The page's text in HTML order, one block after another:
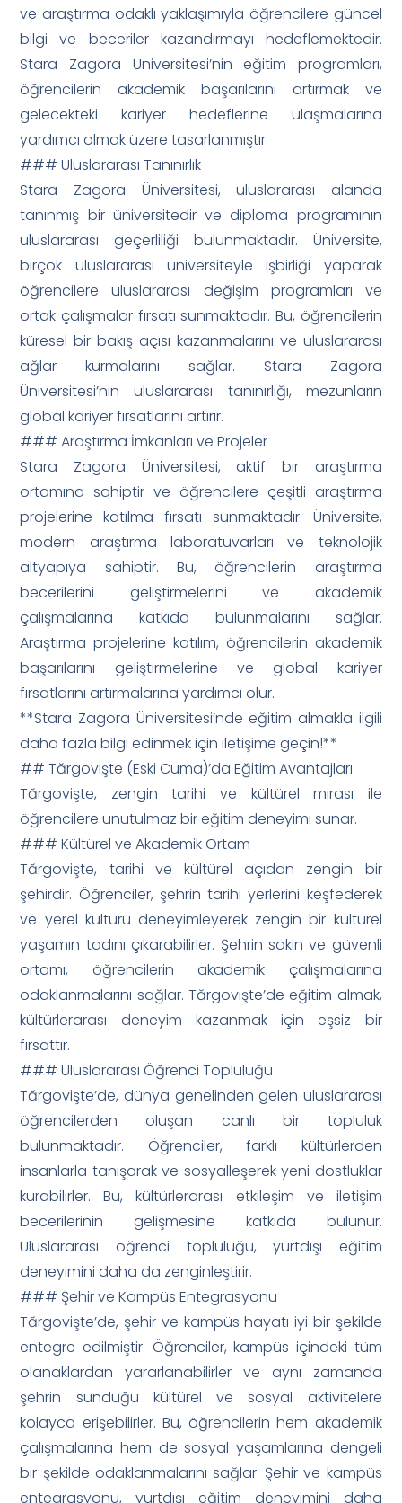
ve araştırma odaklı yaklaşımıyla öğrencilere güncel
bilgi ve beceriler kazandırmayı hedeflemektedir.
Stara Zagora Üniversitesi’nin eğitim programları,
öğrencilerin akademik başarılarını artırmak ve
gelecekteki kariyer hedeflerine ulaşmalarına
yardımcı olmak üzere tasarlanmıştır.
### Uluslararası Tanınırlık
Stara Zagora Üniversitesi, uluslararası alanda
tanınmış bir üniversitedir ve diploma programının
uluslararası geçerliliği bulunmaktadır. Üniversite,
birçok uluslararası üniversiteyle işbirliği yaparak
öğrencilere uluslararası değişim programları ve
ortak çalışmalar fırsatı sunmaktadır. Bu, öğrencilerin
küresel bir bakış açısı kazanmalarını ve uluslararası
ağlar kurmalarını sağlar. Stara Zagora
Üniversitesi’nin uluslararası tanınırlığı, mezunların
global kariyer fırsatlarını artırır.
### Araştırma İmkanları ve Projeler
Stara Zagora Üniversitesi, aktif bir araştırma
ortamına sahiptir ve öğrencilere çeşitli araştırma
projelerine katılma fırsatı sunmaktadır. Üniversite,
modern araştırma laboratuvarları ve teknolojik
altyapıya sahiptir. Bu, öğrencilerin araştırma
becerilerini geliştirmelerini ve akademik
çalışmalarına katkıda bulunmalarını sağlar.
Araştırma projelerine katılım, öğrencilerin akademik
başarılarını geliştirmelerine ve global kariyer
fırsatlarını artırmalarına yardımcı olur.
**Stara Zagora Üniversitesi’nde eğitim almakla ilgili
daha fazla bilgi edinmek için iletişime geçin!**
## Tărgovişte (Eski Cuma)’da Eğitim Avantajları
Tărgovişte, zengin tarihi ve kültürel mirası ile
öğrencilere unutulmaz bir eğitim deneyimi sunar.
### Kültürel ve Akademik Ortam
Tărgovişte, tarihi ve kültürel açıdan zengin bir
şehirdir. Öğrenciler, şehrin tarihi yerlerini keşfederek
ve yerel kültürü deneyimleyerek zengin bir kültürel
yaşamın tadını çıkarabilirler. Şehrin sakin ve güvenli
ortamı, öğrencilerin akademik çalışmalarına
odaklanmalarını sağlar. Tărgovişte’de eğitim almak,
kültürlerarası deneyim kazanmak için eşsiz bir
fırsattır.
### Uluslararası Öğrenci Topluluğu
Tărgovişte’de, dünya genelinden gelen uluslararası
öğrencilerden oluşan canlı bir topluluk
bulunmaktadır. Öğrenciler, farklı kültürlerden
insanlarla tanışarak ve sosyalleşerek yeni dostluklar
kurabilirler. Bu, kültürlerarası etkileşim ve iletişim
becerilerinin gelişmesine katkıda bulunur.
Uluslararası öğrenci topluluğu, yurtdışı eğitim
deneyimini daha da zenginleştirir.
### Şehir ve Kampüs Entegrasyonu
Tărgovişte’de, şehir ve kampüs hayatı iyi bir şekilde
entegre edilmiştir. Öğrenciler, kampüs içindeki tüm
olanaklardan yararlanabilirler ve aynı zamanda
şehrin sunduğu kültürel ve sosyal aktivitelere
kolayca erişebilirler. Bu, öğrencilerin hem akademik
çalışmalarına hem de sosyal yaşamlarına dengeli
bir şekilde odaklanmalarını sağlar. Şehir ve kampüs
entegrasyonu, yurtdışı eğitim deneyimini daha